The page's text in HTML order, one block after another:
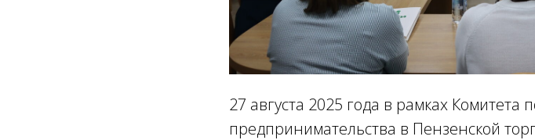
27 августа 2025 года в рамках Комитета
предпринимательства в Пензенской